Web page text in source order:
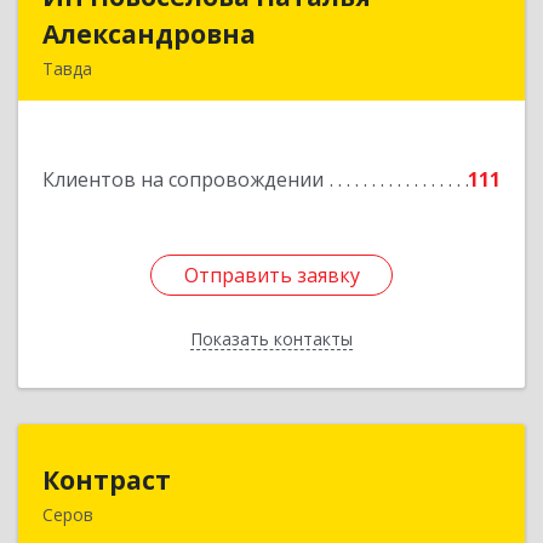
Александровна
Тавда
Клиентов на сопровождении 111
Отправить заявку
Показать контакты
Подробнее
Отправить заявку
Назад
Контраст
Серов
624993, Свердловская обл, Серов г, Ленина ул,